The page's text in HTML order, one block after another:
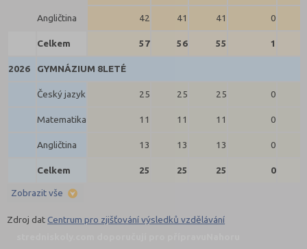
Angličtina 42 41 41 0
Celkem 57 56 55 1
2026 GYMNÁZIUM 8LETÉ
Český jazyk 25 25 25 0
Matematika 11 11 11 0
Angličtina 13 13 13 0
Celkem 25 25 25 0
Zobrazit vše
Zdroj datCentrum pro zjišťování výsledků vzdělávání